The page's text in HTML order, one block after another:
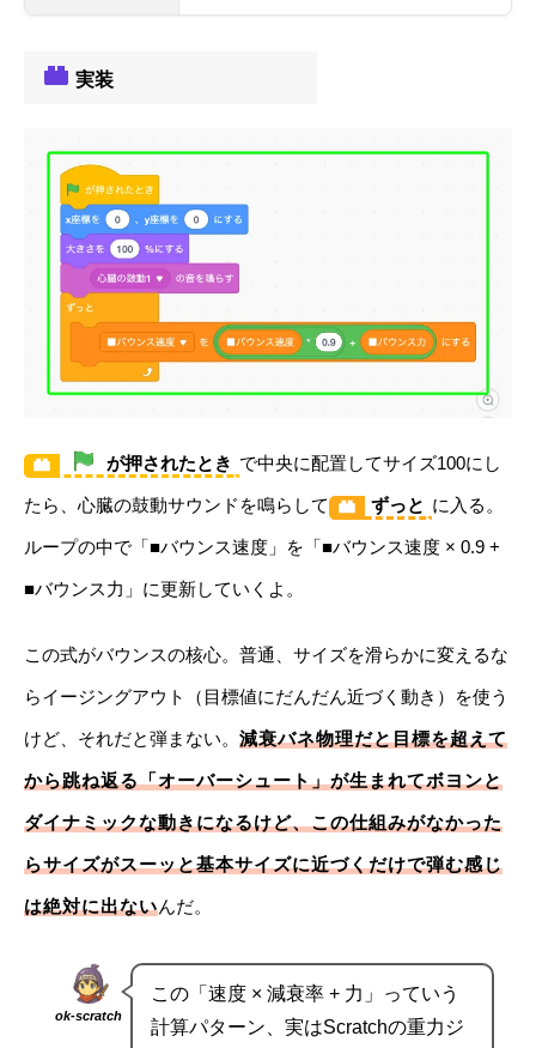
実装
が押されたとき で中央に配置してサイズ100にし
たら、心臓の鼓動サウンドを鳴らして ずっと に入る。
ループの中で「■バウンス速度」を「■バウンス速度 × 0.9 +
■バウンス力」に更新していくよ。
この式がバウンスの核心。普通、サイズを滑らかに変えるな
らイージングアウト（目標値にだんだん近づく動き）を使う
けど、それだと弾まない。 減衰バネ物理だと目標を超えて
から跳ね返る「オーバーシュート」が生まれてボヨンと
ダイナミックな動きになるけど、この仕組みがなかった
らサイズがスーッと基本サイズに近づくだけで弾む感じ
は絶対に出ないんだ。
ok-scratch
この「速度 × 減衰率 + 力」っていう
計算パターン、実はScratchの重力ジ